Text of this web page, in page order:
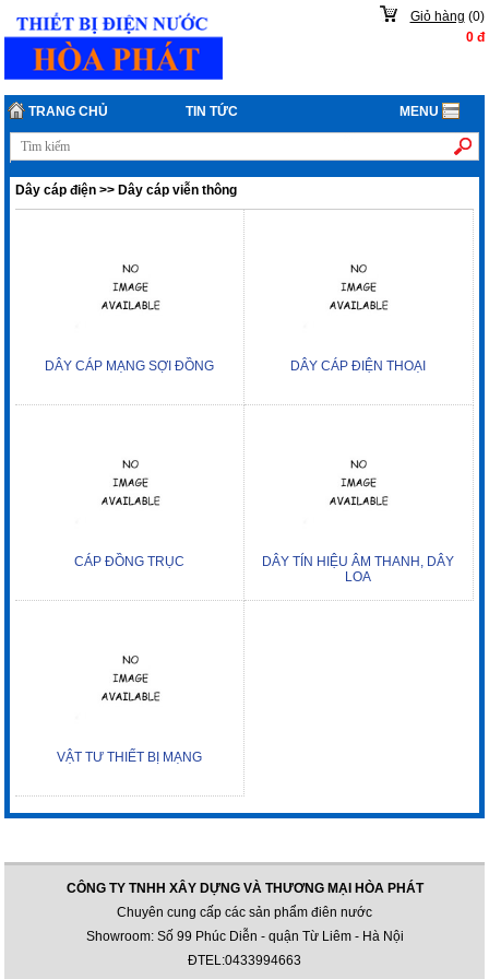
Giỏ hàng (0)
0đ
TRANG CHỦ TIN TỨC MENU
Dây cáp điện >>Dây cáp viễn thông
DÂY CÁP MẠNG SỢI ĐỒNG DÂY CÁP ĐIỆN THOẠI
CÁP ĐỒNG TRỤC
DÂY TÍN HIỆU ÂM THANH, DÂY
LOA
VẬT TƯ THIẾT BỊ MẠNG
CÔNG TY TNHH XÂY DỰNG VÀ THƯƠNG MẠI HÒA PHÁT
Chuyên cung cấp các sản phẩm điên nước
Showroom: Số 99 Phúc Diễn - quận Từ Liêm - Hà Nội
ĐTEL:0433994663